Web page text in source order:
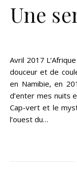
Une
Avril 2017
douceur et de
en Namibie, en
d’enter mes nuits
Cap-vert et le
l’ouest du…